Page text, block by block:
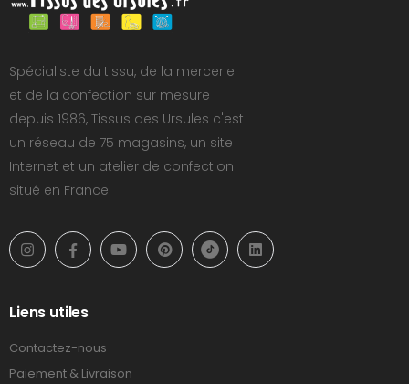
Spécialiste du tissu, de la mercerie
et de la confection sur mesure
depuis 1986, Tissus des Ursules c'est
un réseau de 75 magasins, un site
Internet et un atelier de confection
situé en France.
Liens utiles
Contactez-nous
Paiement & Livraison